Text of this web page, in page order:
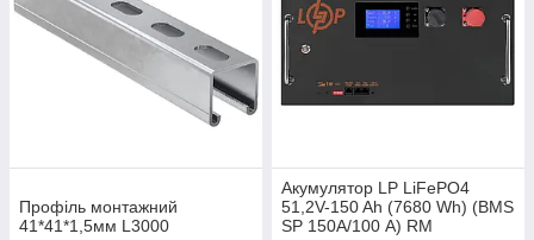
Профіль монтажний
41*41*1,5мм L3000
Акумулятор LP LiFePO4
51,2V-150 Ah (7680 Wh) (BMS
SP 150A/100 А) RM